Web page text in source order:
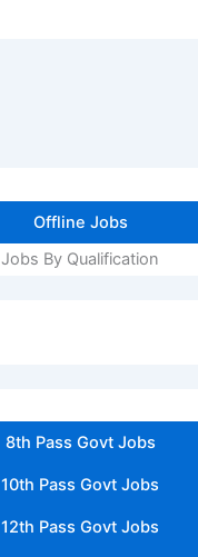
Offline Jobs
Jobs By Qualification
8th Pass Govt Jobs
10th Pass Govt Jobs
12th Pass Govt Jobs